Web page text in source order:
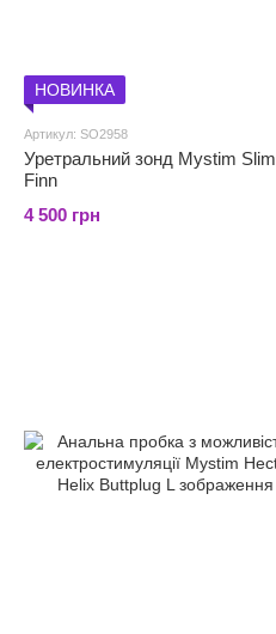
НОВИНКА
Артикул: SO2958
Уретральний зонд Mystim Slim
Finn
4 500 грн